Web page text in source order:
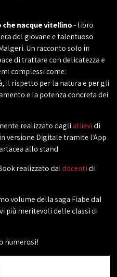
che nacque vitellino- libro
del giovane e talentuoso
Un racconto solo in
di trattare con delicatezza e
complessi come:
il rispetto per la natura e per gli
e la potenza concreta dei
realizzato dagliallievidi
versione Digitale tramite l'App
allo stand.
realizzato daidocentidi
volume della saga Fiabe dal
più meritevoli delle classi di
numerosi!